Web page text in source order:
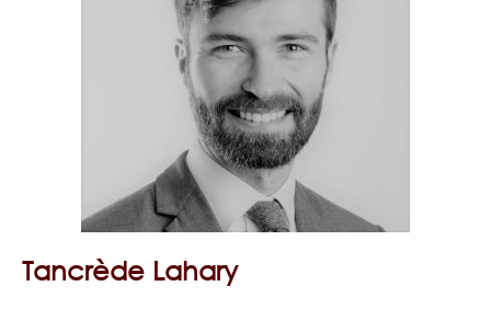
Tancrède Lahary